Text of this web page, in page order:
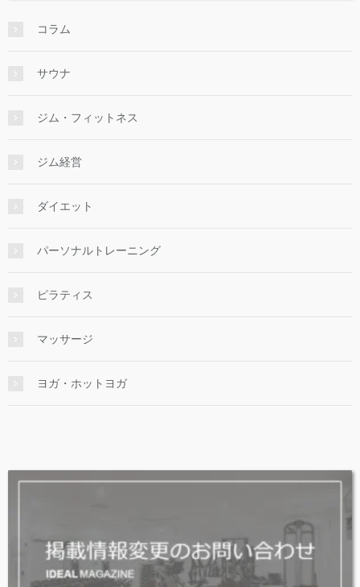
コラム
サウナ
ジム・フィットネス
ジム経営
ダイエット
パーソナルトレーニング
ピラティス
マッサージ
ヨガ・ホットヨガ